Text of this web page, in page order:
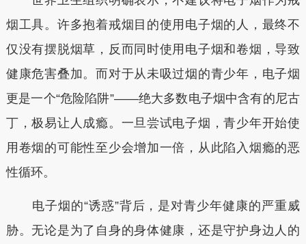
烟工具。许多抱着戒烟目的使用电子烟的人，最终不
仅没有摆脱烟草，反而同时使用电子烟和卷烟，导致
健康危害叠加。而对于从未吸过烟的青少年，电子烟
更是一个“危险陷阱”——绝大多数电子烟中含有的尼古
丁，极易让人成瘾。一旦尝试电子烟，青少年开始使
用卷烟的可能性至少会增加一倍，从此陷入烟瘾的恶
性循环。
电子烟的“诱惑”背后，是对青少年健康的严重威
胁。无论是为了自身的身体健康，还是守护身边人的